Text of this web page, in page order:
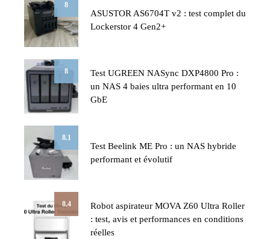
8
ASUSTOR AS6704T v2 : test complet du
Lockerstor 4 Gen2+
8
Test UGREEN NASync DXP4800 Pro :
un NAS 4 baies ultra performant en 10
GbE
8.1
Test Beelink ME Pro : un NAS hybride
performant et évolutif
8.4
Robot aspirateur MOVA Z60 Ultra Roller
: test, avis et performances en conditions
réelles